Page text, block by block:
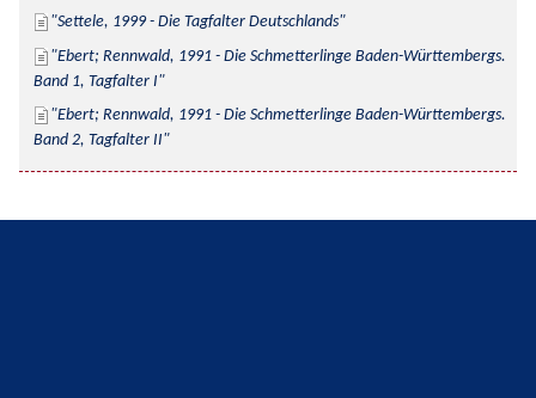
Settele, 1999 - Die Tagfalter Deutschlands
Ebert; Rennwald, 1991 - Die Schmetterlinge Baden-Württembergs.
Band 1, Tagfalter I
Ebert; Rennwald, 1991 - Die Schmetterlinge Baden-Württembergs.
Band 2, Tagfalter II